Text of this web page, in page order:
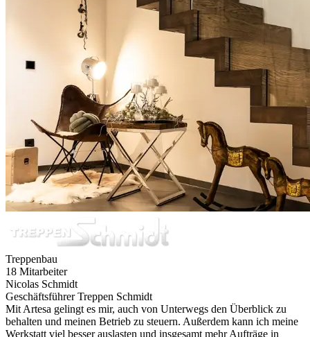
Treppenbau
18 Mitarbeiter
Nicolas Schmidt
Geschäftsführer Treppen Schmidt
Mit Artesa gelingt es mir, auch von Unterwegs den Überblick zu
behalten und meinen Betrieb zu steuern. Außerdem kann ich meine
Werkstatt viel besser auslasten und insgesamt mehr Aufträge in